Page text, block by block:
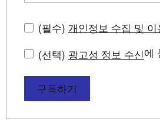
(필수) 개인정보 수집 및 이
(선택) 광고성 정보 수신에
구독하기